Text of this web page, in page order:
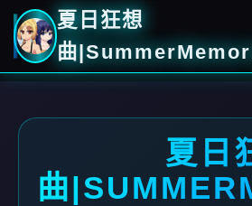
夏日狂想
曲
夏日
曲